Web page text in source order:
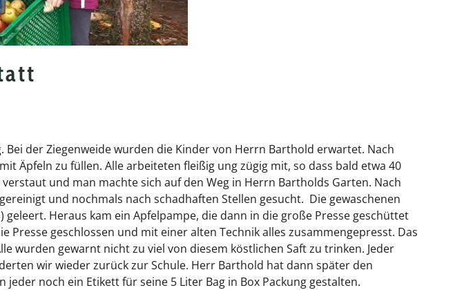
der Ziegenweide wurden die Kinder von Herrn Barthold erwartet. Nach
Äpfeln zu füllen. Alle arbeiteten fleißig ung zügig mit, so dass bald etwa 40
und man machte sich auf den Weg in Herrn Bartholds Garten. Nach
und nochmals nach schadhaften Stellen gesucht. Die gewaschenen
Heraus kam ein Apfelpampe, die dann in die große Presse geschüttet
geschlossen und mit einer alten Technik alles zusammengepresst. Das
wurden gewarnt nicht zu viel von diesem köstlichen Saft zu trinken. Jeder
wir wieder zurück zur Schule. Herr Barthold hat dann später den
noch ein Etikett für seine 5 Liter Bag in Box Packung gestalten.